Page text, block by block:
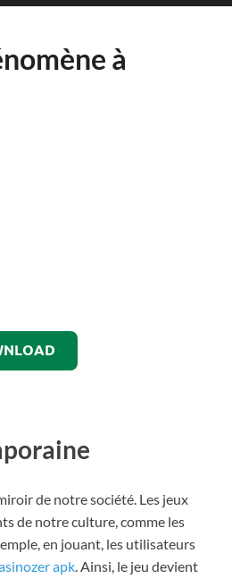
à
de notre société. Les jeux
de notre culture, comme les
en jouant, les utilisateurs
apk. Ainsi, le jeu devient